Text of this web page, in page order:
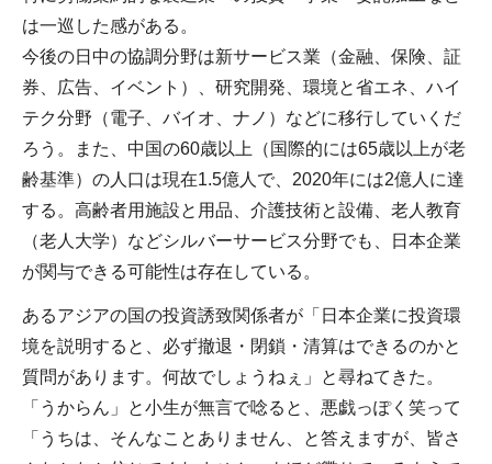
は一巡した感がある。
今後の日中の協調分野は新サービス業（金融、保険、証
券、広告、イベント）、研究開発、環境と省エネ、ハイ
テク分野（電子、バイオ、ナノ）などに移行していくだ
ろう。また、中国の60歳以上（国際的には65歳以上が老
齢基準）の人口は現在1.5億人で、2020年には2億人に達
する。高齢者用施設と用品、介護技術と設備、老人教育
（老人大学）などシルバーサービス分野でも、日本企業
が関与できる可能性は存在している。
あるアジアの国の投資誘致関係者が「日本企業に投資環
境を説明すると、必ず撤退・閉鎖・清算はできるのかと
質問があります。何故でしょうねぇ」と尋ねてきた。
「うからん」と小生が無言で唸ると、悪戯っぽく笑って
「うちは、そんなことありません、と答えますが、皆さ